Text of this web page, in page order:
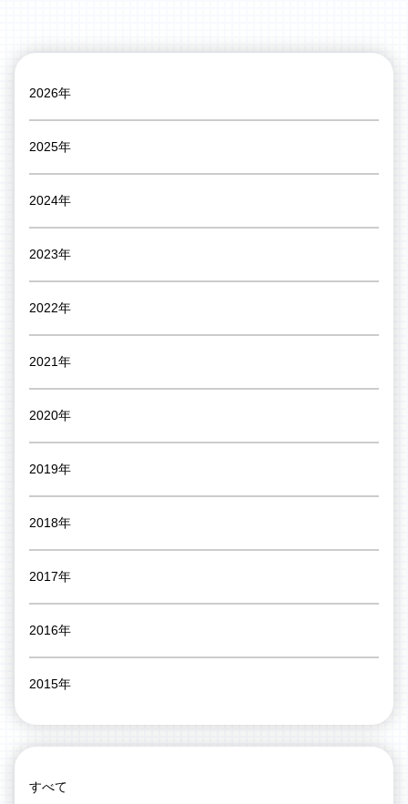
2026年
2025年
2024年
2023年
2022年
2021年
2020年
2019年
2018年
2017年
2016年
2015年
すべて